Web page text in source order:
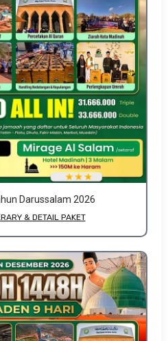
Darussalam 2026
& DETAIL PAKET